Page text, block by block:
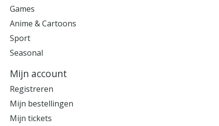
Games
Anime & Cartoons
Sport
Seasonal
Mijn account
Registreren
Mijn bestellingen
Mijn tickets